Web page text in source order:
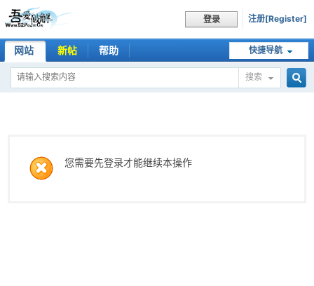
登录 注册[Register]
快捷导航
网站 新帖 帮助
搜索
您需要先登录才能继续本操作